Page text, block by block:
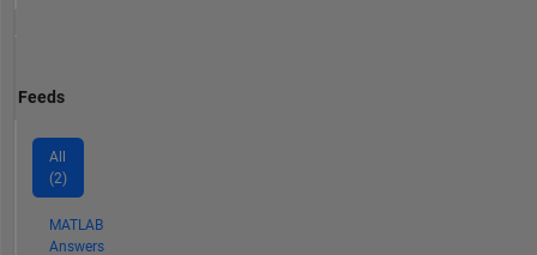
Feeds
All
(2)
MATLAB
Answers